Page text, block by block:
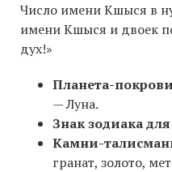
Число имени Кшыся в
имени Кшыся и двоек
дух!»
Планета-
— Луна.
Знак зодиака
Камни-
гранат, золото,